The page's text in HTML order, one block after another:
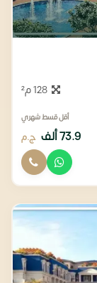
128 م²
أقل قسط شهري
73.9 ألف ج.م